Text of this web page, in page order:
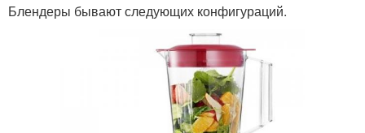
Блендеры бывают следующих конфигураций.